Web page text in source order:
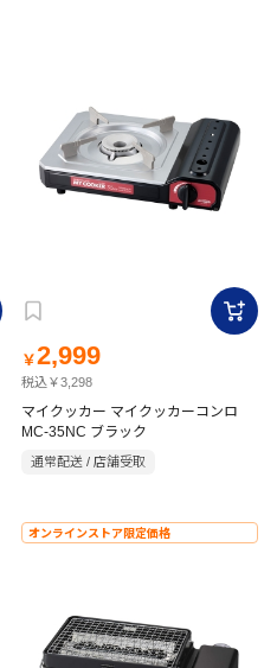
￥2,999
税込￥3,298
マイクッカー マイクッカーコンロ
MC-35NC ブラック
通常配送 / 店舗受取
オンラインストア限定価格